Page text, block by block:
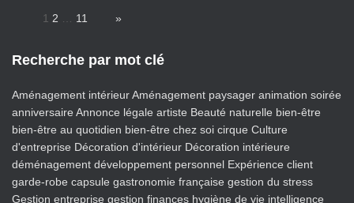
1 2 11 »
Recherche par mot clé
Aménagement intérieurAménagement paysager animation soirée
anniversaire Annonce légale artiste Beauté naturelle bien-être
bien-être au quotidien bien-être chez soi cirque Culture
d'entreprise Décoration d'intérieur Décoration intérieure
déménagement développement personnel Expérience client
garde-robe capsule gastronomie française gestion du stress
Gestion entreprise gestion finances hygiène de vie intelligence